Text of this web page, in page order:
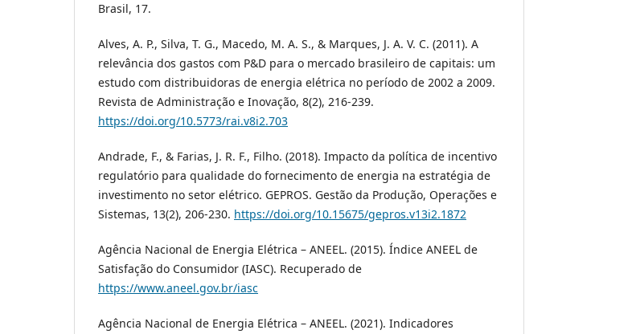
Brasil, 17.
Alves, A. P., Silva, T. G., Macedo, M. A. S., & Marques, J. A. V. C. (2011). A
relevância dos gastos com P&D para o mercado brasileiro de capitais: um
estudo com distribuidoras de energia elétrica no período de 2002 a 2009.
Revista de Administração e Inovação, 8(2), 216-239.
https://doi.org/10.5773/rai.v8i2.703
Andrade, F., & Farias, J. R. F., Filho. (2018). Impacto da política de incentivo
regulatório para qualidade do fornecimento de energia na estratégia de
investimento no setor elétrico. GEPROS. Gestão da Produção, Operações e
Sistemas, 13(2), 206-230. https://doi.org/10.15675/gepros.v13i2.1872
Agência Nacional de Energia Elétrica – ANEEL. (2015). Índice ANEEL de
Satisfação do Consumidor (IASC). Recuperado de
https://www.aneel.gov.br/iasc
Agência Nacional de Energia Elétrica – ANEEL. (2021). Indicadores